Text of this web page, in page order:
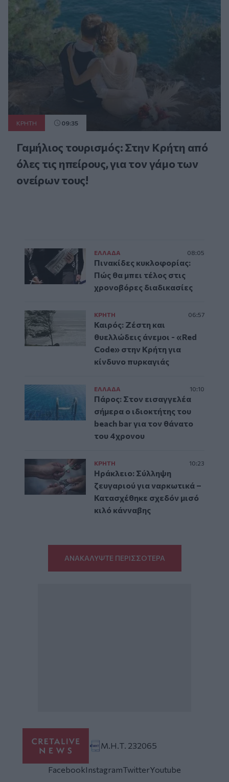
ΚΡΗΤΗ 09:35
Γαμήλιος τουρισμός: Στην Κρήτη από
όλες τις ηπείρους, για τον γάμο των
ονείρων τους!
ΕΛΛAΔΑ 08:05
Πινακίδες κυκλοφορίας:
Πώς θα μπει τέλος στις
χρονοβόρες διαδικασίες
ΚΡΗΤΗ 06:57
Καιρός: Ζέστη και
θυελλώδεις άνεμοι - «Red
Code» στην Κρήτη για
κίνδυνο πυρκαγιάς
ΕΛΛAΔΑ 10:10
Πάρος: Στον εισαγγελέα
σήμερα ο ιδιοκτήτης του
beach bar για τον θάνατο
του 4χρονου
ΚΡΗΤΗ 10:23
Ηράκλειο: Σύλληψη
ζευγαριού για ναρκωτικά –
Κατασχέθηκε σχεδόν μισό
κιλό κάνναβης
ΑΝΑΚΑΛΥΨΤΕ ΠΕΡΙΣΣΟΤΕΡΑ
Μ.Η.Τ. 232065
FacebookInstagramTwitterYoutube